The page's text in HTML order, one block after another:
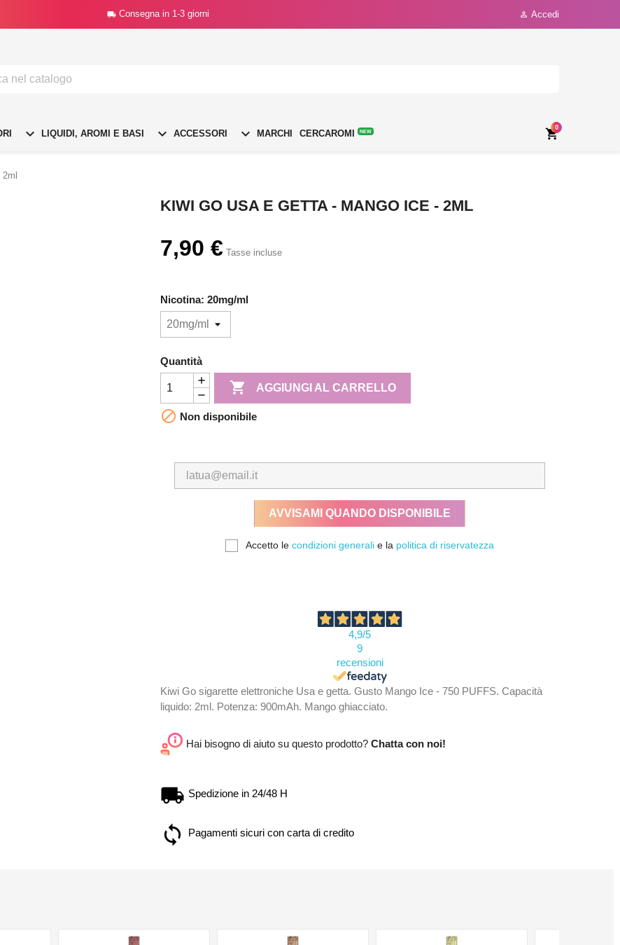
 Consegna in 1-3 giorni  Accedi
 LIQUIDI, AROMI E BASI  ACCESSORI  MARCHI CERCAROMI NEW 
0
2ml
KIWI GO USA E GETTA - MANGO ICE - 2ML
7,90 € Tasse incluse
Nicotina: 20mg/ml
Quantità
 AGGIUNGI AL CARRELLO
 Non disponibile
AVVISAMI QUANDO DISPONIBILE
Accetto le condizioni generali e la politica di riservatezza
4,9/5
9
recensioni
Kiwi Go sigarette elettroniche Usa e getta. Gusto Mango Ice - 750 PUFFS. Capacità
liquido: 2ml. Potenza: 900mAh. Mango ghiacciato.
Hai bisogno di aiuto su questo prodotto? Chatta con noi!
Spedizione in 24/48 H
Pagamenti sicuri con carta di credito